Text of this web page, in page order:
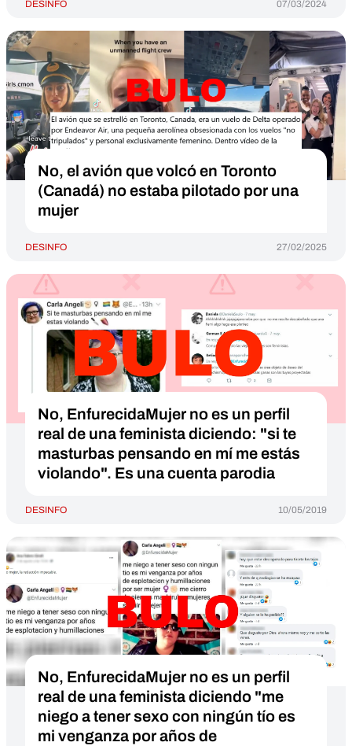
DESINFO 07/03/2024
No, el avión que volcó en Toronto
(Canadá) no estaba pilotado por una
mujer
DESINFO 27/02/2025
No, EnfurecidaMujer no es un perfil
real de una feminista diciendo: "si te
masturbas pensando en mí me estás
violando". Es una cuenta parodia
DESINFO 10/05/2019
No, EnfurecidaMujer no es un perfil
real de una feminista diciendo "me
niego a tener sexo con ningún tío es
mi venganza por años de